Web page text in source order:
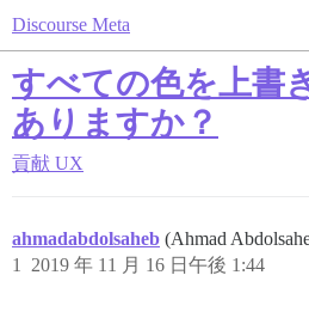
Discourse Meta
すべての色を上書
ありますか？
貢献 UX
ahmadabdolsaheb (Ahmad
2019 年 11 月 16 日午後 1:44
1